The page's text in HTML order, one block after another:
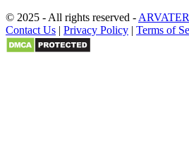
© 2025 - All rights reserved -
Contact Us | Privacy Policy | Terms of